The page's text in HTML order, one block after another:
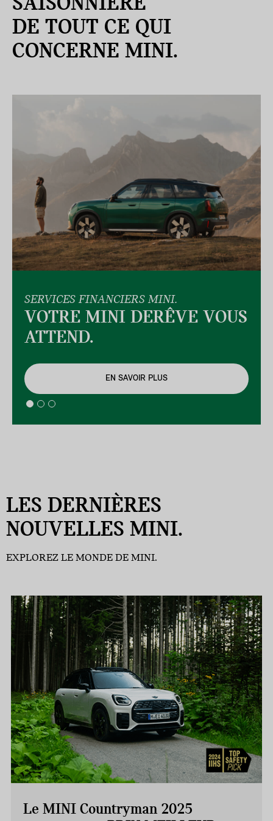
DE TOUT CE QUI
CONCERNE MINI.
SERVICES FINANCIERS MINI.
VOTRE MINI DERÊVE VOUS
ATTEND.
EN SAVOIR PLUS
LES DERNIÈRES
NOUVELLES MINI.
EXPLOREZ LE MONDE DE MINI.
Le MINI Countryman 2025